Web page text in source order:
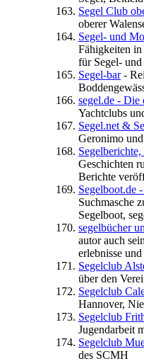
Segel Club
oberer
Segel- und
Fähigkeiten
für Segel-
Segel-bar-
segel.de - Die
Yachtclubs
Segel.net &
Geronimo
Geschichten
Berichte
Segelboot.de
Suchmasche
Segelboot,
segelbücher
autor auch
erlebnisse
Segelclub
über den
Segelclub
Hannover,
Segelclub
Jugendarbeit
Segelclub
des SCMH